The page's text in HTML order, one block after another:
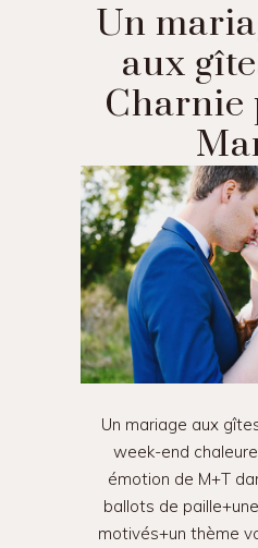
Un
aux
Charnie
Un mariage aux
week-end
émotion de M+T
ballots de
motivés+un thème